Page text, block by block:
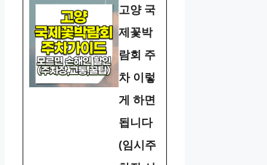
고양 국
제꽃박
람회 주
차 이렇
게 하면
됩니다
(임시주